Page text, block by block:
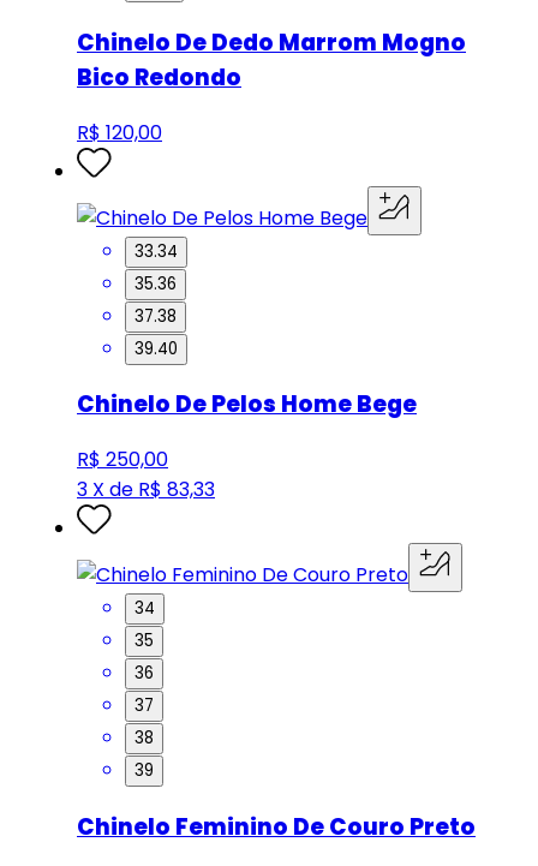
Chinelo De Dedo Marrom Mogno
Bico Redondo
R$ 120,00
33.34
35.36
37.38
39.40
Chinelo De Pelos Home Bege
R$ 250,00
3 X de R$ 83,33
34
35
36
37
38
39
Chinelo Feminino De Couro Preto